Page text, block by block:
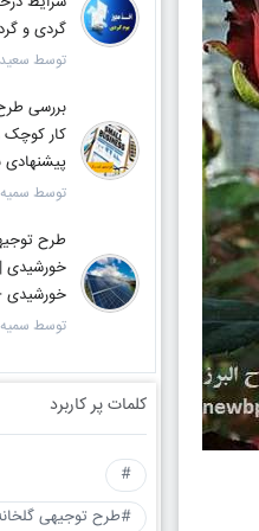
گردی و
توسط
بررسی
کار
پیشنهادی
توسط
طرح
خورشیدی |
خورشیدی
توسط
کلمات پر کاربرد
#
#طرح توجیهی